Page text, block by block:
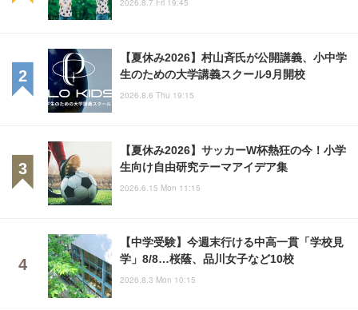
【夏休み2026】村山斉氏が公開講義、小中学
生のための大学講義スクール9月開校
2026.8.6 Thu 19:15
【夏休み2026】サッカーW杯熱狂の今！小学
生向け自由研究テーマアイデア集
2026.6.15 Mon 11:15
【中学受験】今週末行ける中高一貫「学校見
学」8/8…桜蔭、品川女子など10校
2026.8.3 Mon 10:15